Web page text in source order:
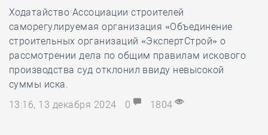
Ходатайство Ассоциации строителей
саморегулируемая организация «Объединение
строительных организаций «ЭкспертСтрой» о
рассмотрении дела по общим правилам искового
производства суд отклонил ввиду невысокой
суммы иска.
13:16, 13 декабря 2024
0 1804